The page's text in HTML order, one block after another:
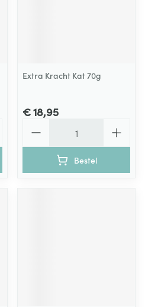
Extra Kracht Kat 70g
€ 18,95
Bestel